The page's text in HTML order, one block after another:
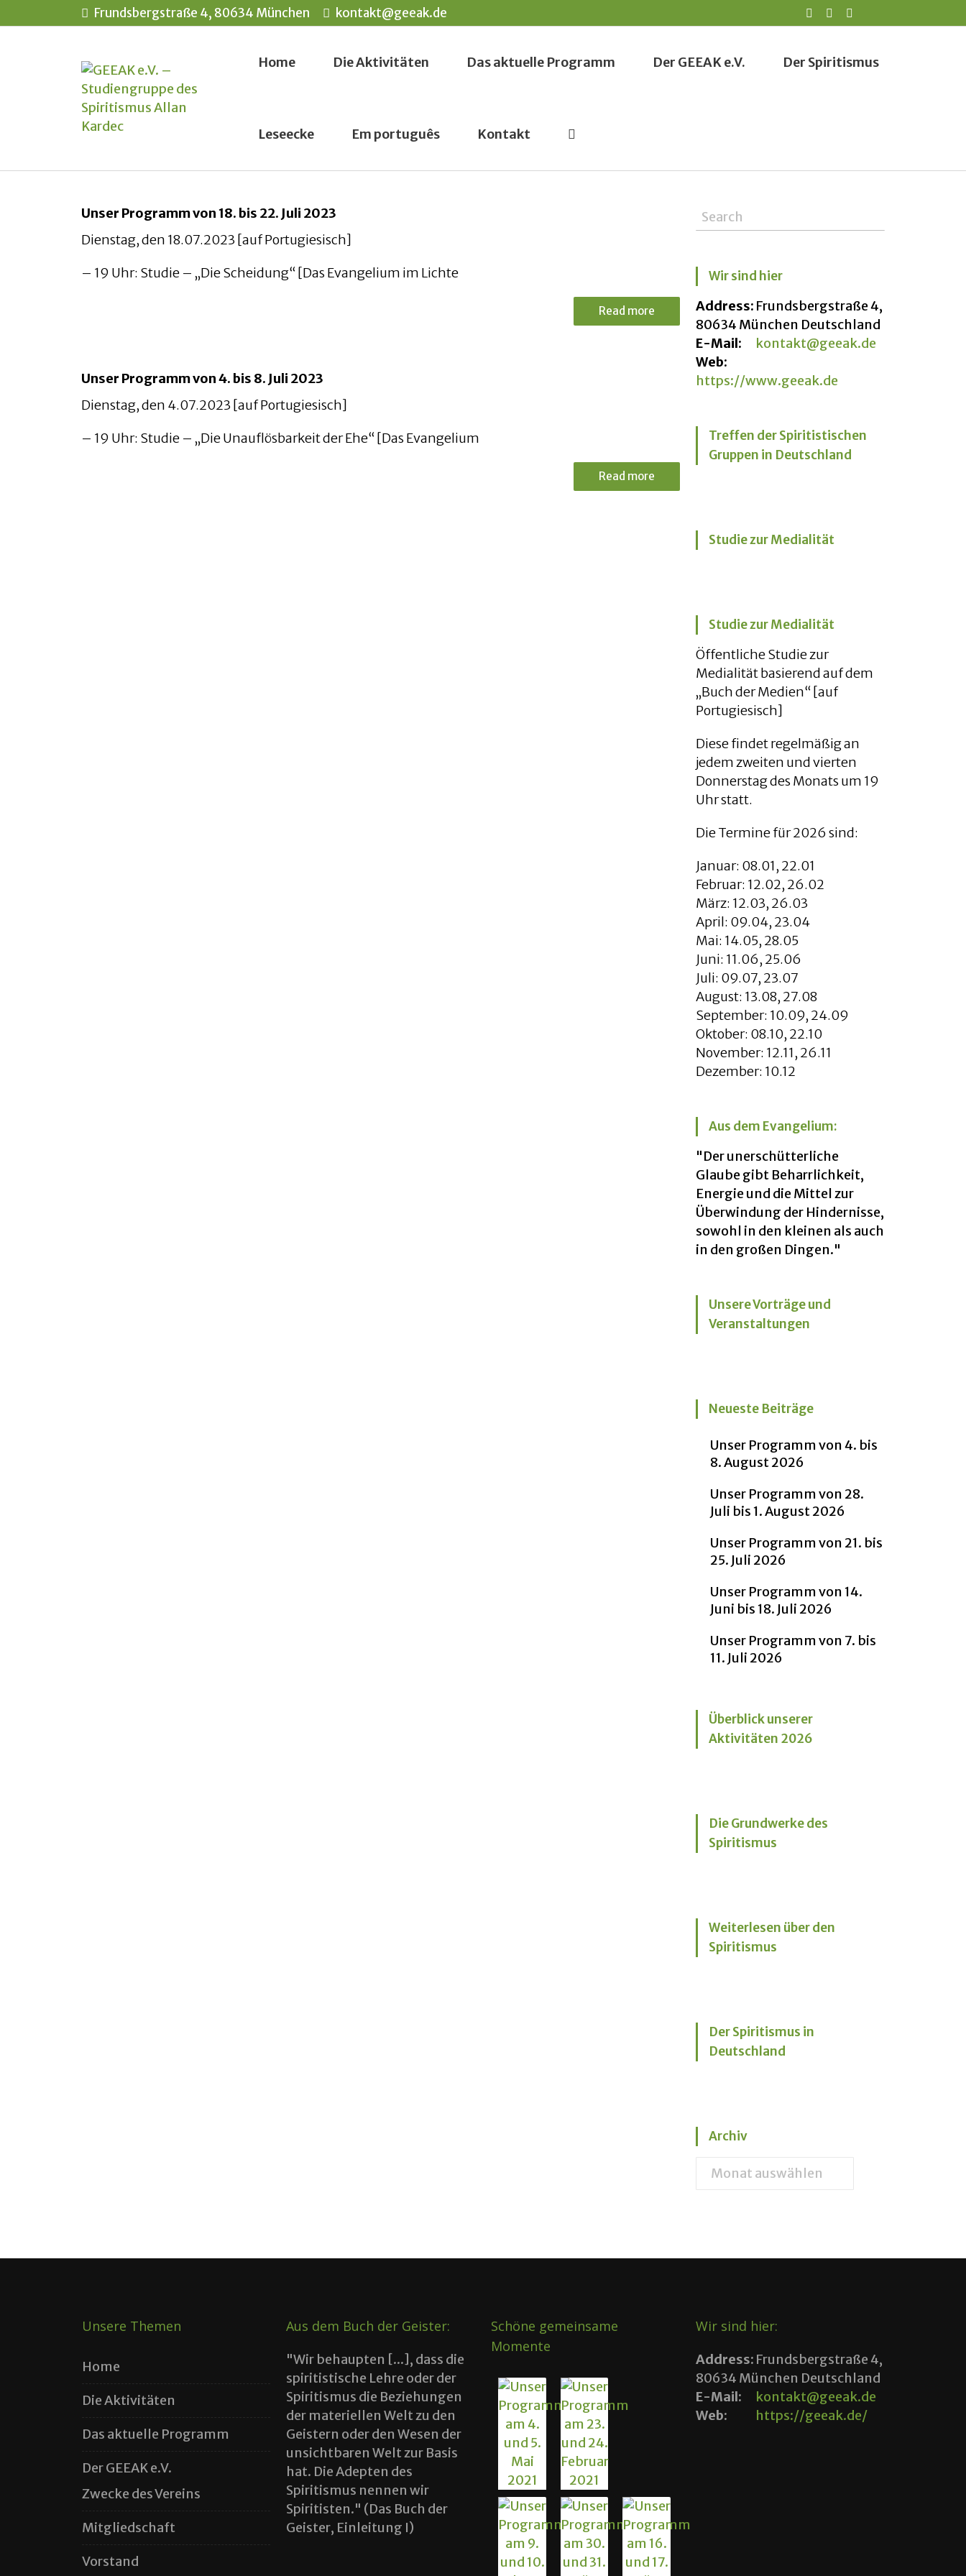
Frundsbergstraße 4, 80634 München kontakt@geeak.de
Home Die Aktivitäten Das aktuelle Programm Der GEEAK e.V. Der Spiritismus
Leseecke Em português Kontakt
Unser Programm von 18. bis 22. Juli 2023
Dienstag, den 18.07.2023 [auf Portugiesisch]
– 19 Uhr: Studie – „Die Scheidung“ [Das Evangelium im Lichte
Read more
Unser Programm von 4. bis 8. Juli 2023
Dienstag, den 4.07.2023 [auf Portugiesisch]
– 19 Uhr: Studie – „Die Unauflösbarkeit der Ehe“ [Das Evangelium
Read more
Wir sind hier
Address: Frundsbergstraße 4,
80634 München Deutschland
E-Mail:
kontakt@geeak.de
Web:
https://www.geeak.de
Treffen der Spiritistischen
Gruppen in Deutschland
Studie zur Medialität
Studie zur Medialität
Öffentliche Studie zur
Medialität basierend auf dem
„Buch der Medien“ [auf
Portugiesisch]
Diese findet regelmäßig an
jedem zweiten und vierten
Donnerstag des Monats um 19
Uhr statt.
Die Termine für 2026 sind:
Januar: 08.01, 22.01
Februar: 12.02, 26.02
März: 12.03, 26.03
April: 09.04, 23.04
Mai: 14.05, 28.05
Juni: 11.06, 25.06
Juli: 09.07, 23.07
August: 13.08, 27.08
September: 10.09, 24.09
Oktober: 08.10, 22.10
November: 12.11, 26.11
Dezember: 10.12
Aus dem Evangelium:
"Der unerschütterliche
Glaube gibt Beharrlichkeit,
Energie und die Mittel zur
Überwindung der Hindernisse,
sowohl in den kleinen als auch
in den großen Dingen."
Unsere Vorträge und
Veranstaltungen
Neueste Beiträge
Unser Programm von 4. bis
8. August 2026
Unser Programm von 28.
Juli bis 1. August 2026
Unser Programm von 21. bis
25. Juli 2026
Unser Programm von 14.
Juni bis 18. Juli 2026
Unser Programm von 7. bis
11. Juli 2026
Überblick unserer
Aktivitäten 2026
Die Grundwerke des
Spiritismus
Weiterlesen über den
Spiritismus
Der Spiritismus in
Deutschland
Archiv
Archiv
Unsere Themen
Home
Die Aktivitäten
Das aktuelle Programm
Der GEEAK e.V.
Zwecke des Vereins
Mitgliedschaft
Vorstand
Aus dem Buch der Geister:
"Wir behaupten [...], dass die
spiritistische Lehre oder der
Spiritismus die Beziehungen
der materiellen Welt zu den
Geistern oder den Wesen der
unsichtbaren Welt zur Basis
hat. Die Adepten des
Spiritismus nennen wir
Spiritisten." (Das Buch der
Geister, Einleitung I)
Schöne gemeinsame
Momente
Wir sind hier:
Address: Frundsbergstraße 4,
80634 München Deutschland
E-Mail:
kontakt@geeak.de
Web:
https://geeak.de/